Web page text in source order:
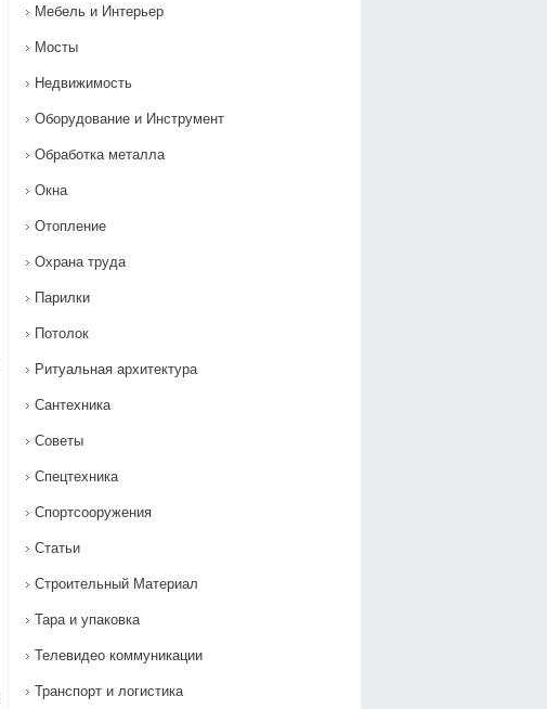
Мебель и Интерьер
Мосты
Недвижимость
Оборудование и Инструмент
Обработка металла
Окна
Отопление
Охрана труда
Парилки
Потолок
Ритуальная архитектура
Сантехника
Советы
Спецтехника
Спортсооружения
Статьи
Строительный Материал
Тара и упаковка
Телевидео коммуникации
Транспорт и логистика